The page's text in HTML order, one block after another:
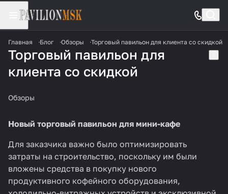
Главная Блог Обзоры Торговый павильон для клиента со скидкой
Торговый павильон для
клиента со скидкой
Обзоры
Новый торговый павильон для мини-кафе
Для заказчика важно было оптимизировать
затраты на строительство, поскольку им были
вложены средства в покупку нового
продуктивного кофейного оборудования,